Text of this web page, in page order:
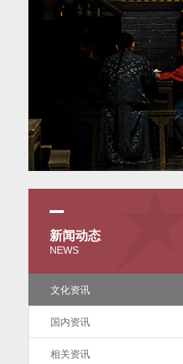
新闻动态
NEWS
文化资讯
国内资讯
相关资讯